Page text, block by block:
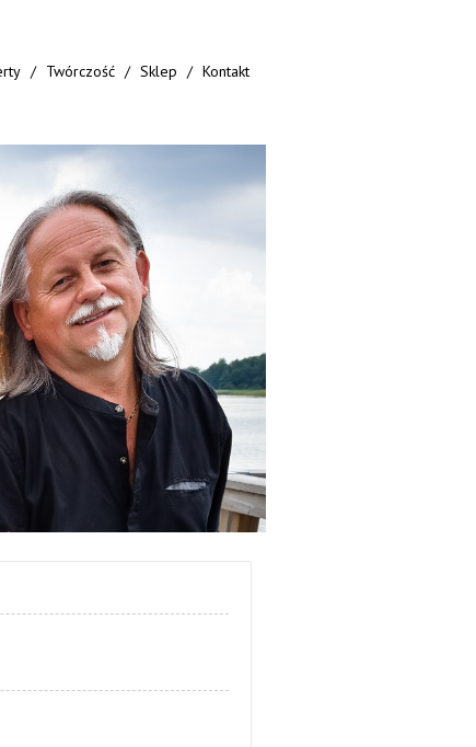
Twórczość Sklep Kontakt